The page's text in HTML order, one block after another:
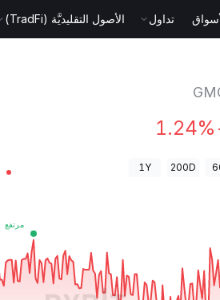
تداول الأصول التقليديَّة (TradFi)
-
200D
1Y